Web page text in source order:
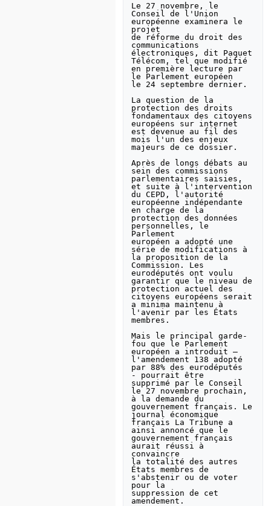
Le 27 novembre, le
Conseil de l'Union
européenne examinera le
projet
de réforme du droit des
communications
électroniques, dit Paquet
Télécom, tel que modifié
en première lecture par
le Parlement européen
le 24 septembre dernier.
La question de la
protection des droits
fondamentaux des citoyens
européens sur internet
est devenue au fil des
mois l'un des enjeux
majeurs de ce dossier.
Après de longs débats au
sein des commissions
parlementaires saisies,
et suite à l'intervention
du CEPD, l'autorité
européenne indépendante
en charge de la
protection des données
personnelles, le
Parlement
européen a adopté une
série de modifications à
la proposition de la
Commission. Les
eurodéputés ont voulu
garantir que le niveau de
protection actuel des
citoyens européens serait
a minima maintenu à
l'avenir par les États
membres.
Mais le principal garde-
fou que le Parlement
européen a introduit –
l'amendement 138 adopté
par 88% des eurodéputés
- pourrait être
supprimé par le Conseil
le 27 novembre prochain,
à la demande du
gouvernement français. Le
journal économique
français La Tribune a
ainsi annoncé que le
gouvernement français
aurait réussi à
convaincre
la totalité des autres
États membres de
s'abstenir ou de voter
pour la
suppression de cet
amendement.